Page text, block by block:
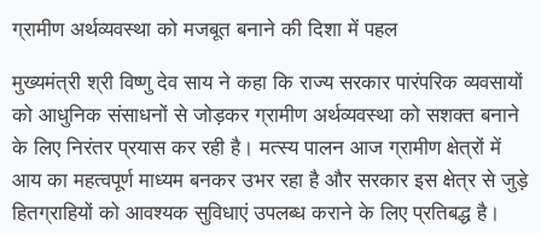
ग्रामीण अर्थव्यवस्था को मजबूत बनाने की दिशा में पहल
मुख्यमंत्री श्री विष्णु देव साय ने कहा कि राज्य सरकार पारंपरिक व्यवसायों
को आधुनिक संसाधनों से जोड़कर ग्रामीण अर्थव्यवस्था को सशक्त बनाने
के लिए निरंतर प्रयास कर रही है। मत्स्य पालन आज ग्रामीण क्षेत्रों में
आय का महत्वपूर्ण माध्यम बनकर उभर रहा है और सरकार इस क्षेत्र से जुड़े
हितग्राहियों को आवश्यक सुविधाएं उपलब्ध कराने के लिए प्रतिबद्ध है।